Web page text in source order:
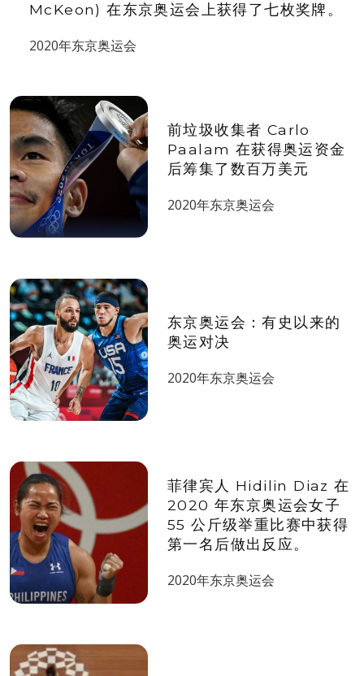
McKeon) 在东京奥运会上获得了七枚奖牌。
2020年东京奥运会
前垃圾收集者 Carlo
Paalam 在获得奥运资金
后筹集了数百万美元
2020年东京奥运会
东京奥运会：有史以来的
奥运对决
2020年东京奥运会
菲律宾人 Hidilin Diaz 在
2020 年东京奥运会女子
55 公斤级举重比赛中获得
第一名后做出反应。
2020年东京奥运会